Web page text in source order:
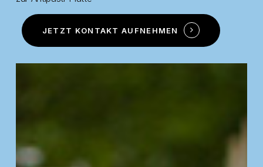
JETZT KONTAKT AUFNEHMEN